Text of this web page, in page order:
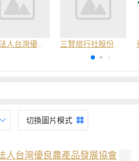
財團法人台灣優良農產品發展協會 三賢旅行社股份有限公司
切換圖片模式
人台灣優良農產品發展協會